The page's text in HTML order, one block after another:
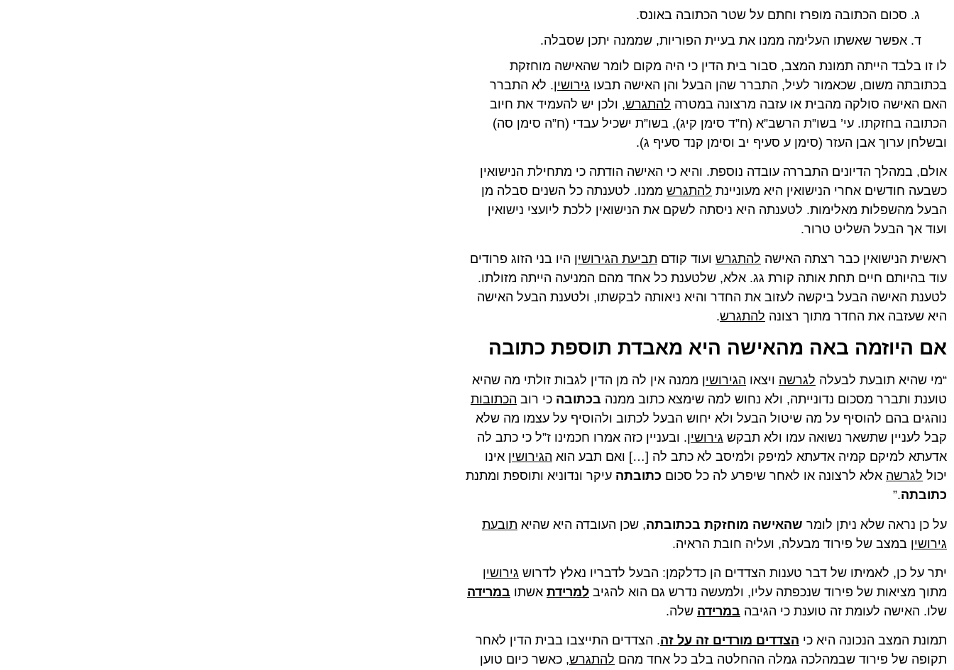
סכום הכתובה מופרז וחתם על שטר הכתובה באונס.
אפשר שאשתו העלימה ממנו את בעיית הפוריות, שממנה יתכן שסבלה.
לו זו בלבד הייתה תמונת המצב, סבור בית הדין כי היה מקום לומר שהאישה מוחזקת
בכתובתה משום, שכאמור לעיל, התברר שהן הבעל והן האישה תבעו גירושין. לא התברר
האם האישה סולקה מהבית או עזבה מרצונה במטרה להתגרש, ולכן יש להעמיד את חיוב
הכתובה בחזקתו. עי’ בשו”ת הרשב”א (ח”ד סימן קיג), בשו”ת ישכיל עבדי (ח”ה סימן סה)
ובשלחן ערוך אבן העזר (סימן ע סעיף יב וסימן קנד סעיף ג).
אולם, במהלך הדיונים התבררה עובדה נוספת. והיא כי האישה הודתה כי מתחילת הנישואין
כשבעה חודשים אחרי הנישואין היא מעוניינת להתגרש ממנו. לטענתה כל השנים סבלה מן
הבעל מהשפלות מאלימות. לטענתה היא ניסתה לשקם את הנישואין ללכת ליועצי נישואין
ועוד אך הבעל השליט טרור.
ראשית הנישואין כבר רצתה האישה להתגרש ועוד קודם תביעת הגירושין היו בני הזוג פרודים
עוד בהיותם חיים תחת אותה קורת גג. אלא, שלטענת כל אחד מהם המניעה הייתה מזולתו.
לטענת האישה הבעל ביקשה לעזוב את החדר והיא ניאותה לבקשתו, ולטענת הבעל האישה
היא שעזבה את החדר מתוך רצונה להתגרש.
אם היוזמה באה מהאישה היא מאבדת תוספת כתובה
“מי שהיא תובעת לבעלה לגרשה ויצאו הגירושין ממנה אין לה מן הדין לגבות זולתי מה שהיא
טוענת ותברר מסכום נדונייתה, ולא נחוש למה שימצא כתוב ממנה בכתובה כי רוב הכתובות
נוהגים בהם להוסיף על מה שיטול הבעל ולא יחוש הבעל לכתוב ולהוסיף על עצמו מה שלא
קבל לעניין שתשאר נשואה עמו ולא תבקש גירושין. ובעניין כזה אמרו חכמינו ז”ל כי כתב לה
אדעתא למיקם קמיה אדעתא למיפק ולמיסב לא כתב לה […] ואם תבע הוא הגירושין אינו
יכול לגרשה אלא לרצונה או לאחר שיפרע לה כל סכום כתובתה עיקר ונדוניא ותוספת ומתנת
כתובתה.”
על כן נראה שלא ניתן לומר שהאישה מוחזקת בכתובתה, שכן העובדה היא שהיא תובעת
גירושין במצב של פירוד מבעלה, ועליה חובת הראיה.
יתר על כן, לאמיתו של דבר טענות הצדדים הן כדלקמן: הבעל לדבריו נאלץ לדרוש גירושין
מתוך מציאות של פירוד שנכפתה עליו, ולמעשה נדרש גם הוא להגיב למרידת אשתו במרידה
שלו. האישה לעומת זה טוענת כי הגיבה במרידה שלה.
תמונת המצב הנכונה היא כי הצדדים מורדים זה על זה. הצדדים התייצבו בבית הדין לאחר
תקופה של פירוד שבמהלכה גמלה ההחלטה בלב כל אחד מהם להתגרש, כאשר כיום טוען